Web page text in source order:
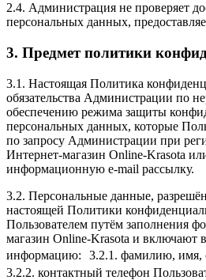
2.4. Администрация не проверяет
персональных данных,
3. Предмет политики
3.1. Настоящая Политика
обязательства Администрации по
обеспечению режима защиты
персональных данных, которые
по запросу Администрации при
Интернет-магазин Online-Krasota
информационную e-mail рассылку.
3.2. Персональные данные,
настоящей Политики
Пользователем путём заполнения
магазин Online-Krasota и включают
информацию: 3.2.1. фамилию, имя,
3.2.2. контактный телефон